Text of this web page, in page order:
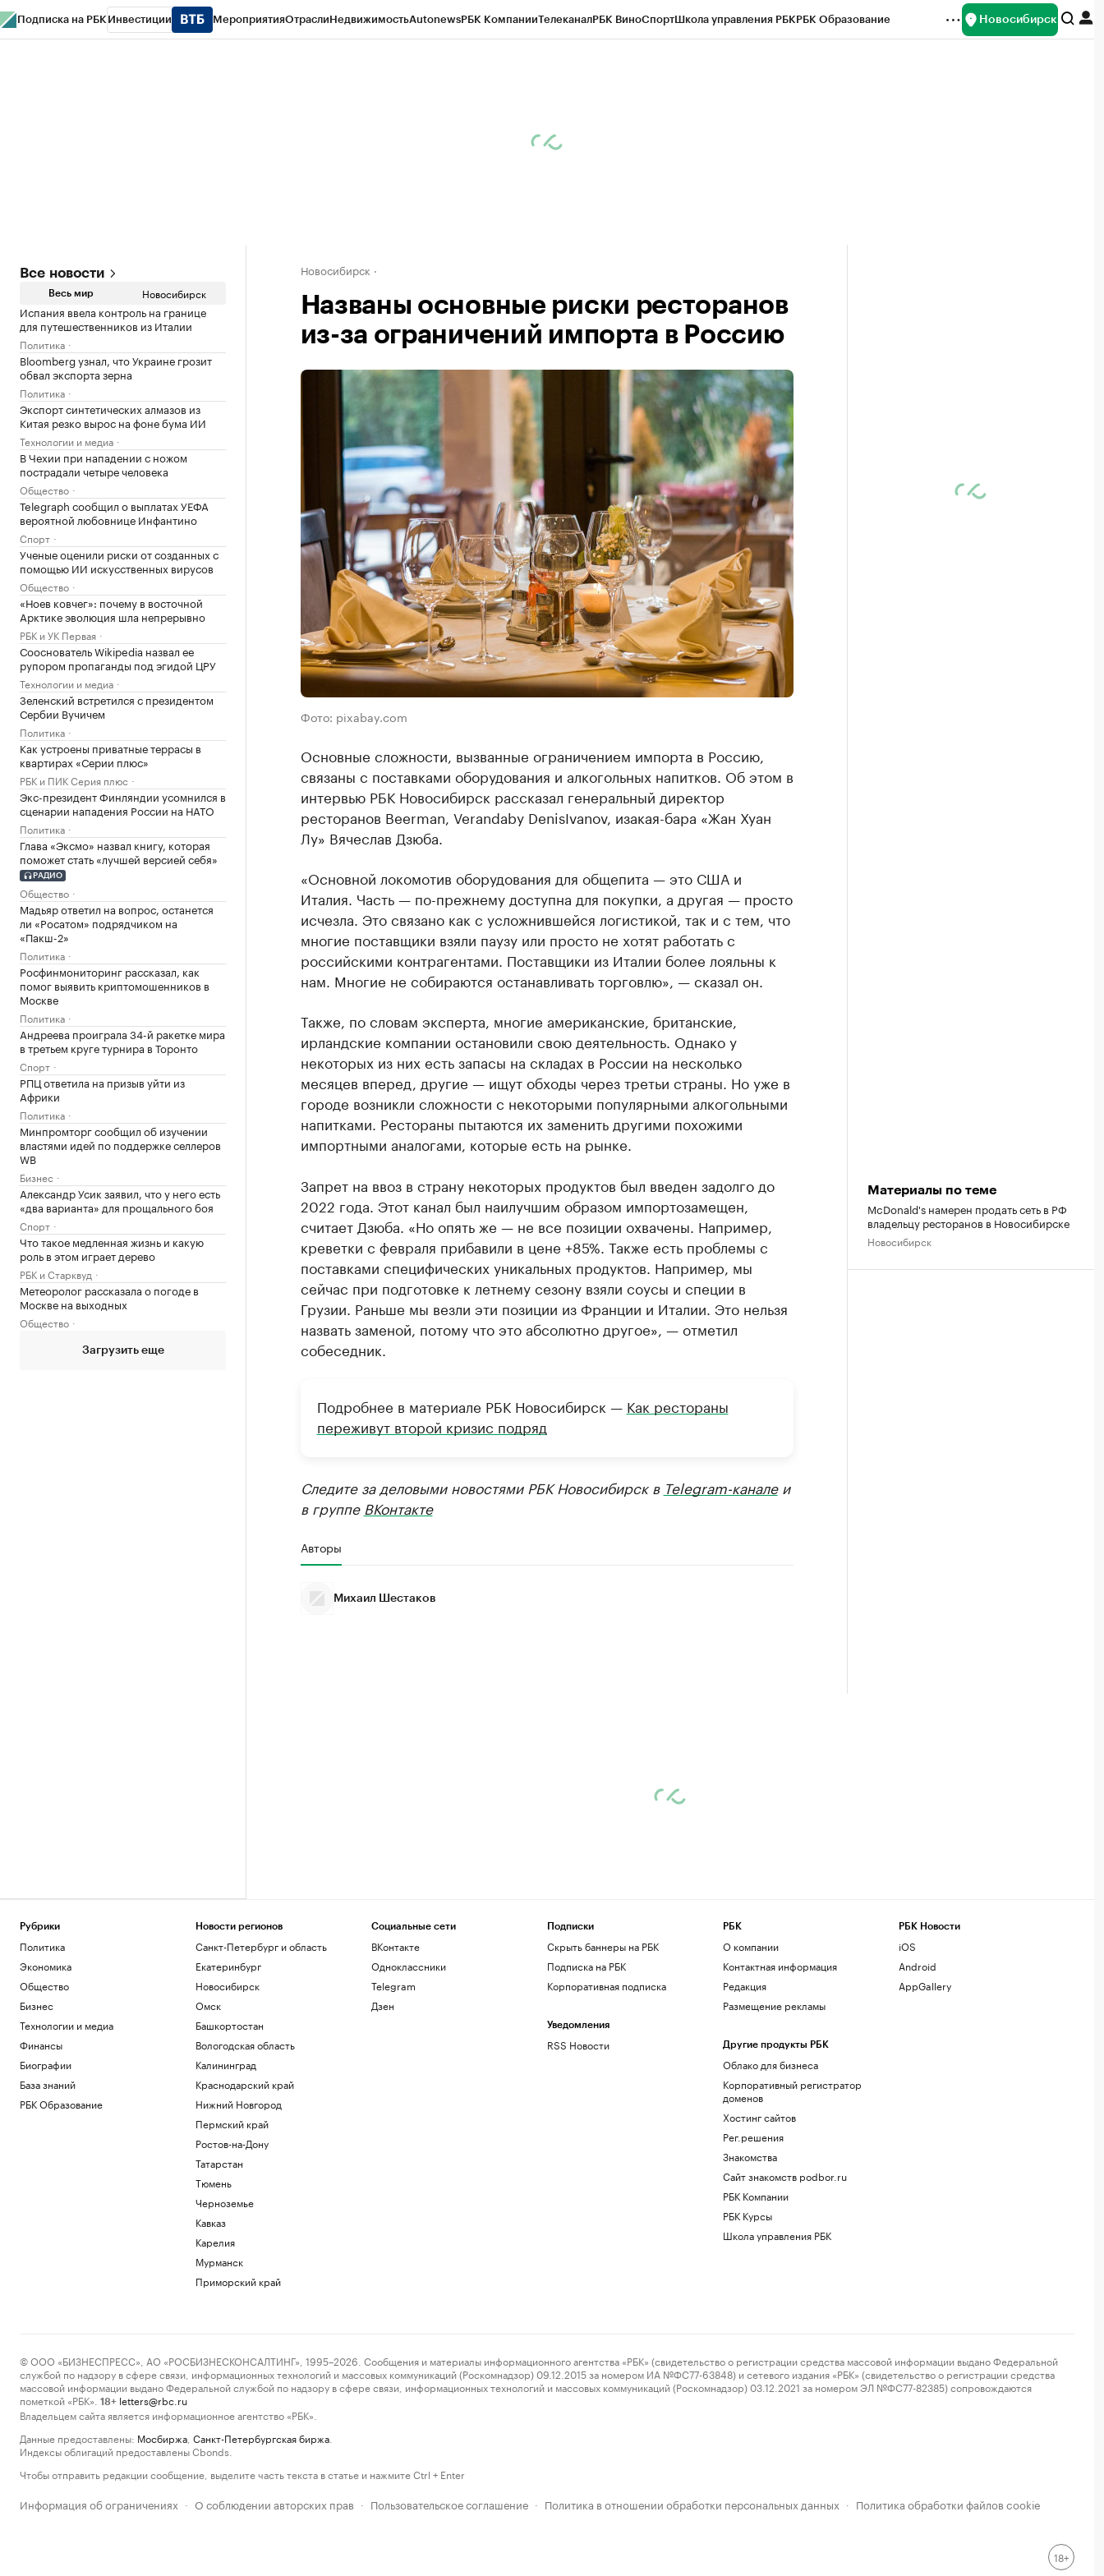
Подписка на РБК Инвестиции МероприятияОтраслиНедвижимостьAutonewsРБК КомпанииТелеканалРБК ВиноСпортШкола управления РБКРБК Образование Новосибирск
Все новости
Весь мир Новосибирск
Испания ввела контроль на границе
для путешественников из Италии
Политика
Bloomberg узнал, что Украине грозит
обвал экспорта зерна
Политика
Экспорт синтетических алмазов из
Китая резко вырос на фоне бума ИИ
Технологии и медиа
В Чехии при нападении с ножом
пострадали четыре человека
Общество
Telegraph сообщил о выплатах УЕФА
вероятной любовнице Инфантино
Спорт
Ученые оценили риски от созданных с
помощью ИИ искусственных вирусов
Общество
«Ноев ковчег»: почему в восточной
Арктике эволюция шла непрерывно
РБК и УК Первая
Сооснователь Wikipedia назвал ее
рупором пропаганды под эгидой ЦРУ
Технологии и медиа
Зеленский встретился с президентом
Сербии Вучичем
Политика
Как устроены приватные террасы в
квартирах «Серии плюс»
РБК и ПИК Серия плюс
Экс-президент Финляндии усомнился в
сценарии нападения России на НАТО
Политика
Глава «Эксмо» назвал книгу, которая
поможет стать «лучшей версией себя»
РАДИО
Общество
Мадьяр ответил на вопрос, останется
ли «Росатом» подрядчиком на
«Пакш-2»
Политика
Росфинмониторинг рассказал, как
помог выявить криптомошенников в
Москве
Политика
Андреева проиграла 34-й ракетке мира
в третьем круге турнира в Торонто
Спорт
РПЦ ответила на призыв уйти из
Африки
Политика
Минпромторг сообщил об изучении
властями идей по поддержке селлеров
WB
Бизнес
Александр Усик заявил, что у него есть
«два варианта» для прощального боя
Спорт
Что такое медленная жизнь и какую
роль в этом играет дерево
РБК и Старквуд
Метеоролог рассказала о погоде в
Москве на выходных
Общество
Загрузить еще
Новосибирск
Названы основные риски ресторанов
из-за ограничений импорта в Россию
Фото: pixabay.com
Основные сложности, вызванные ограничением импорта в Россию,
связаны с поставками оборудования и алкогольных напитков. Об этом в
интервью РБК Новосибирск рассказал генеральный директор
ресторанов Beerman, Verandaby DenisIvanov, изакая-бара «Жан Хуан
Лу» Вячеслав Дзюба.
«Основной локомотив оборудования для общепита — это США и
Италия. Часть — по-прежнему доступна для покупки, а другая — просто
исчезла. Это связано как с усложнившейся логистикой, так и с тем, что
многие поставщики взяли паузу или просто не хотят работать с
российскими контрагентами. Поставщики из Италии более лояльны к
нам. Многие не собираются останавливать торговлю», — сказал он.
Также, по словам эксперта, многие американские, британские,
ирландские компании остановили свою деятельность. Однако у
некоторых из них есть запасы на складах в России на несколько
месяцев вперед, другие — ищут обходы через третьи страны. Но уже в
городе возникли сложности с некоторыми популярными алкогольными
напитками. Рестораны пытаются их заменить другими похожими
импортными аналогами, которые есть на рынке.
Запрет на ввоз в страну некоторых продуктов был введен задолго до
2022 года. Этот канал был наилучшим образом импортозамещен,
считает Дзюба. «Но опять же — не все позиции охвачены. Например,
креветки с февраля прибавили в цене +85%. Также есть проблемы с
поставками специфических уникальных продуктов. Например, мы
сейчас при подготовке к летнему сезону взяли соусы и специи в
Грузии. Раньше мы везли эти позиции из Франции и Италии. Это нельзя
назвать заменой, потому что это абсолютно другое», — отметил
собеседник.
Подробнее в материале РБК Новосибирск — Как рестораны
переживут второй кризис подряд
Следите за деловыми новостями РБК Новосибирск в Telegram-каналеи
в группе ВКонтакте
Авторы
Михаил Шестаков
Материалы по теме
McDonald's намерен продать сеть в РФ
владельцу ресторанов в Новосибирске
Новосибирск
Рубрики
Политика
Экономика
Общество
Бизнес
Технологии и медиа
Финансы
Биографии
База знаний
РБК Образование
Новости регионов
Санкт-Петербург и область
Екатеринбург
Новосибирск
Омск
Башкортостан
Вологодская область
Калининград
Краснодарский край
Нижний Новгород
Пермский край
Ростов-на-Дону
Татарстан
Тюмень
Черноземье
Кавказ
Карелия
Мурманск
Приморский край
Социальные сети
ВКонтакте
Одноклассники
Telegram
Дзен
Подписки
Скрыть баннеры на РБК
Подписка на РБК
Корпоративная подписка
Уведомления
RSS Новости
РБК
О компании
Контактная информация
Редакция
Размещение рекламы
Другие продукты РБК
Облако для бизнеса
Корпоративный регистратор
доменов
Хостинг сайтов
Рег.решения
Знакомства
Сайт знакомств podbor.ru
РБК Компании
РБК Курсы
Школа управления РБК
РБК Новости
iOS
Android
AppGallery
© ООО «БИЗНЕСПРЕСС», АО «РОСБИЗНЕСКОНСАЛТИНГ», 1995–2026. Сообщения и материалы информационного агентства «РБК» (свидетельство о регистрации средства массовой информации выдано Федеральной
службой по надзору в сфере связи, информационных технологий и массовых коммуникаций (Роскомнадзор) 09.12.2015 за номером ИА №ФС77-63848) и сетевого издания «РБК» (свидетельство о регистрации средства
массовой информации выдано Федеральной службой по надзору в сфере связи, информационных технологий и массовых коммуникаций (Роскомнадзор) 03.12.2021 за номером ЭЛ №ФС77-82385) сопровождаются
пометкой «РБК».
18+ letters@rbc.ru
Владельцем сайта является информационное агентство «РБК».
Данные предоставлены: Мосбиржа Санкт-Петербургская биржа
Индексы облигаций предоставлены Cbonds.
Чтобы отправить редакции сообщение, выделите часть текста в статье и нажмите Ctrl + Enter
Информация об ограничениях · О соблюдении авторских прав · Пользовательское соглашение · Политика в отношении обработки персональных данных · Политика обработки файлов cookie
18+